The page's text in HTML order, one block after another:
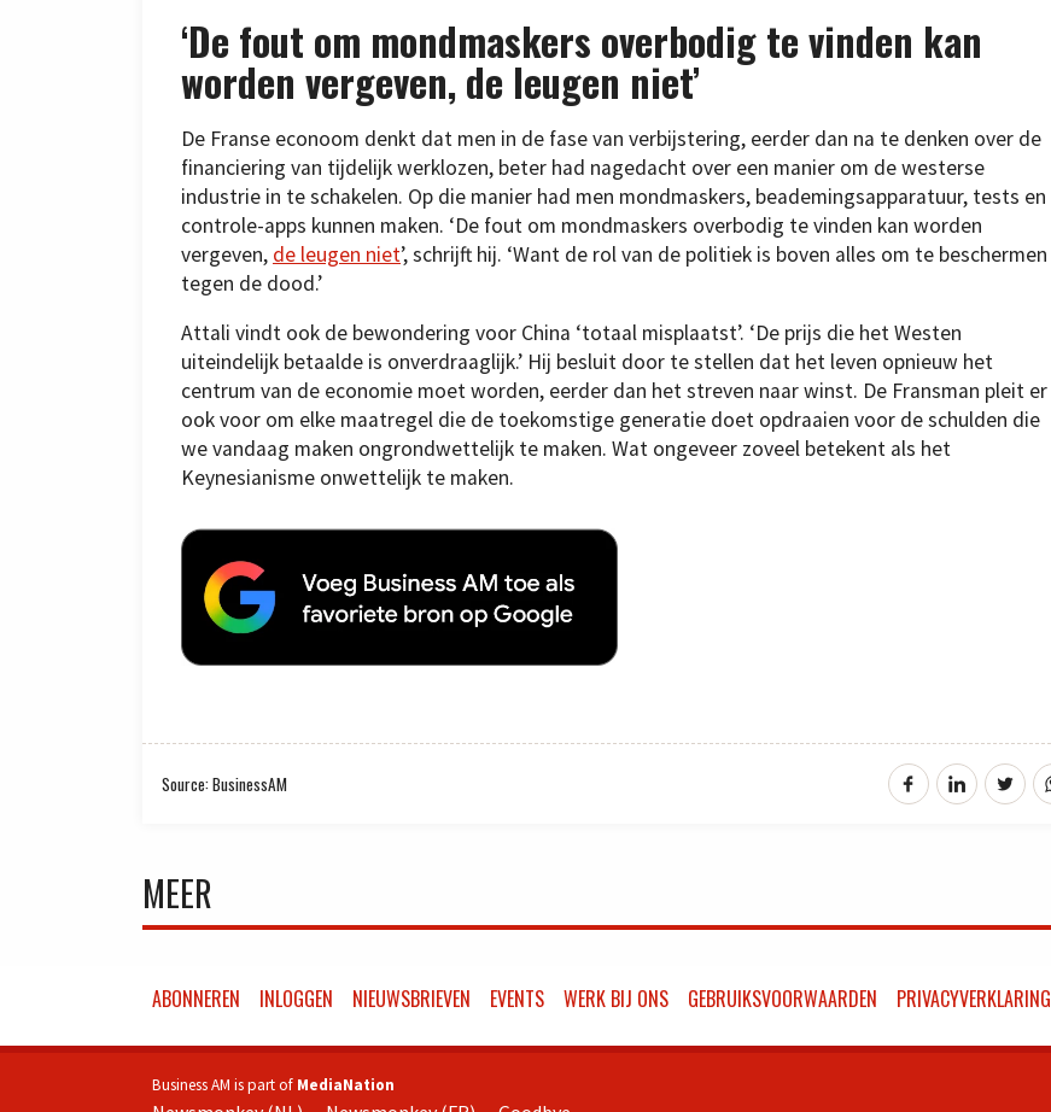
‘De fout om mondmaskers overbodig te vinden kan
worden vergeven, de leugen niet’
De Franse econoom denkt dat men in de fase van verbijstering, eerder dan na te denken over de
financiering van tijdelijk werklozen, beter had nagedacht over een manier om de westerse
industrie in te schakelen. Op die manier had men mondmaskers, beademingsapparatuur, tests en
controle-apps kunnen maken. ‘De fout om mondmaskers overbodig te vinden kan worden
vergeven, de leugen niet’, schrijft hij. ‘Want de rol van de politiek is boven alles om te beschermen
tegen de dood.’
Attali vindt ook de bewondering voor China ‘totaal misplaatst’. ‘De prijs die het Westen
uiteindelijk betaalde is onverdraaglijk.’ Hij besluit door te stellen dat het leven opnieuw het
centrum van de economie moet worden, eerder dan het streven naar winst. De Fransman pleit er
ook voor om elke maatregel die de toekomstige generatie doet opdraaien voor de schulden die
we vandaag maken ongrondwettelijk te maken. Wat ongeveer zoveel betekent als het
Keynesianisme onwettelijk te maken.
Source: BusinessAM
MEER
ABONNEREN INLOGGEN NIEUWSBRIEVEN EVENTS WERK BIJ ONS GEBRUIKSVOORWAARDEN PRIVACYVERKLARING
Business AM is part of MediaNation